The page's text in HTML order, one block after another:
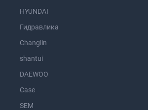
HYUNDAI
Гидравлика
Changlin
shantui
DAEWOO
Case
SEM